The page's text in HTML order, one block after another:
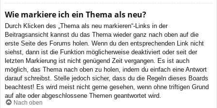
Wie markiere ich ein Thema als neu?
Durch Klicken des „Thema als neu markieren“-Links in der
Beitragsansicht kannst du das Thema wieder ganz nach oben auf die
erste Seite des Forums holen. Wenn du den entsprechenden Link nicht
siehst, dann ist die Funktion möglicherweise deaktiviert oder seit der
letzten Markierung ist nicht genügend Zeit vergangen. Es ist auch
möglich, das Thema nach oben zu holen, indem du einfach eine Antwort
darauf schreibst. Stelle jedoch sicher, dass du die Regeln dieses Boards
beachtest! Es wird meist nicht gerne gesehen, wenn ohne triftigen Grund
auf alte oder abgeschlossene Themen geantwortet wird.
Nach oben